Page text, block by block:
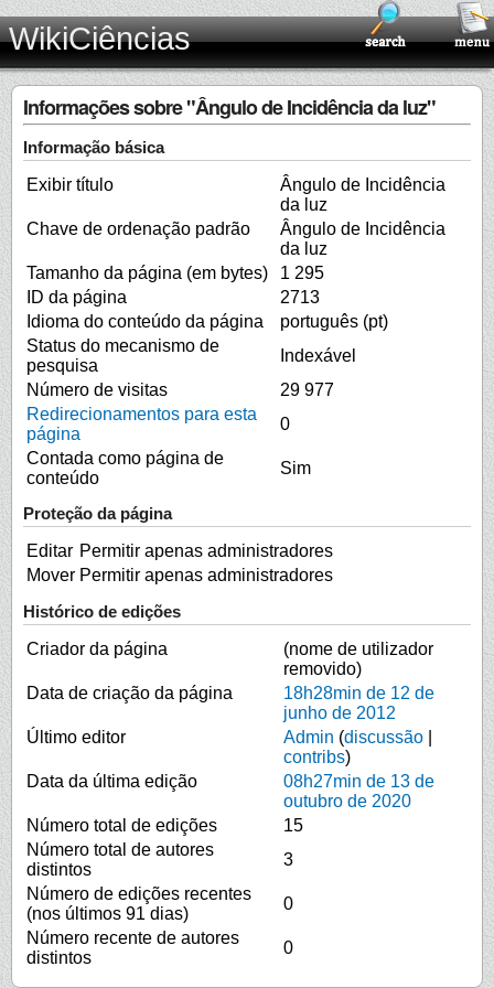
WikiCiências
Informações sobre "Ângulo de Incidência da luz"
Informação básica
Exibir título
Ângulo de Incidência
da luz
Chave de ordenação padrão
Ângulo de Incidência
da luz
Tamanho da página (em bytes)
1 295
ID da página
2713
Idioma do conteúdo da página
português (pt)
Status do mecanismo de
pesquisa
Indexável
Número de visitas
29 977
Redirecionamentos para esta
página
0
Contada como página de
conteúdo
Sim
Proteção da página
Editar Permitir apenas administradores
Mover Permitir apenas administradores
Histórico de edições
Criador da página
(nome de utilizador
removido)
Data de criação da página
18h28min de 12 de
junho de 2012
Último editor
Admin (discussão
contribs)
Data da última edição
08h27min de 13 de
outubro de 2020
Número total de edições
15
Número total de autores
distintos
3
Número de edições recentes
(nos últimos 91 dias)
0
Número recente de autores
distintos
0